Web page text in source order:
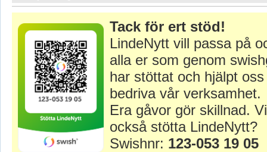
Tack för ert stöd!
LindeNytt vill passa på
alla er som genom
har stöttat och hjälpt
bedriva vår verksamhet.
Era gåvor gör skillnad.
också stötta LindeNytt?
Swishnr: 123-053 19 05